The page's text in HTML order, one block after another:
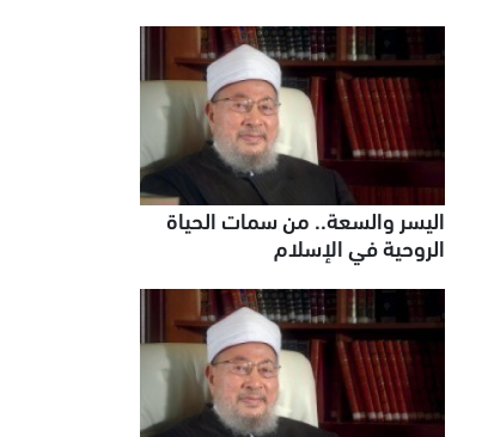
اليسر والسعة.. من سمات الحياة
الروحية في الإسلام